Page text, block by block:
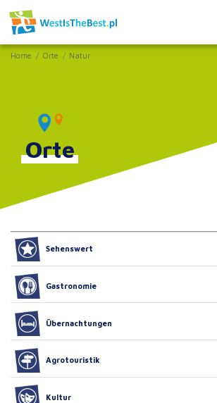
Home Orte Natur
Orte
Sehenswert
Gastronomie
Übernachtungen
Agrotouristik
Kultur